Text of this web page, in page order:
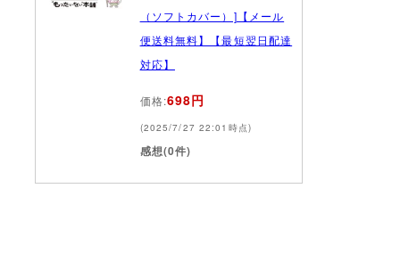
（ソフトカバー）]【メール
便送料無料】【最短翌日配達
対応】
価格:698円
(2025/7/27 22:01時点)
感想(0件)